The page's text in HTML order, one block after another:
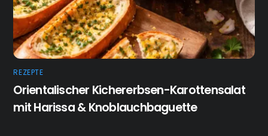
REZEPTE
Orientalischer Kichererbsen-Karottensalat
mit Harissa & Knoblauchbaguette